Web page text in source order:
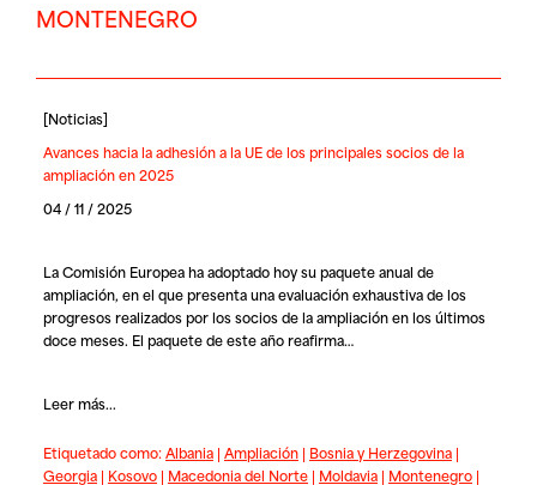
MONTENEGRO
[Noticias]
Avances hacia la adhesión a la UE de los principales socios de la
ampliación en 2025
04 / 11 / 2025
La Comisión Europea ha adoptado hoy su paquete anual de
ampliación, en el que presenta una evaluación exhaustiva de los
progresos realizados por los socios de la ampliación en los últimos
doce meses. El paquete de este año reafirma…
Leer más...
Etiquetado como:Albania| Ampliación| Bosnia y Herzegovina|
Georgia| Kosovo| Macedonia del Norte| Moldavia| Montenegro|